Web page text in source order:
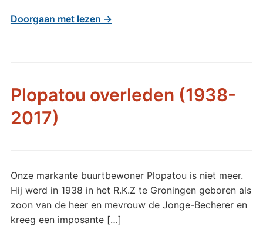
Doorgaan met lezen →
Plopatou overleden (1938-
2017)
Onze markante buurtbewoner Plopatou is niet meer.
Hij werd in 1938 in het R.K.Z te Groningen geboren als
zoon van de heer en mevrouw de Jonge-Becherer en
kreeg een imposante […]